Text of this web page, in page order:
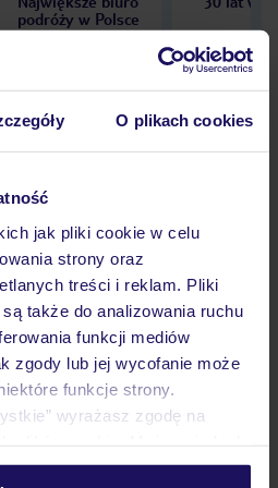
O plikach cookies
jak pliki cookie w celu
strony oraz
treści i reklam. Pliki
także do analizowania ruchu
funkcji mediów
zgody lub jej wycofanie może
funkcje strony.
wyrażasz zgodę na
wchodząc w zakładkę
podróży w Polsce